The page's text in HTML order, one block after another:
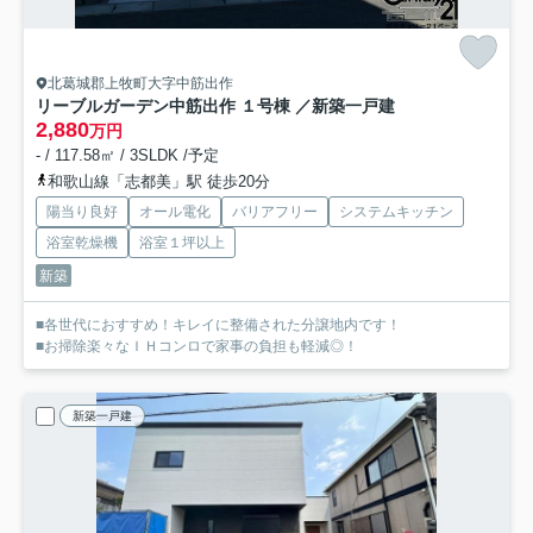
北葛城郡上牧町大字中筋出作
リーブルガーデン中筋出作 １号棟 ／新築一戸建
2,880万円
- / 117.58㎡ / 3SLDK /予定
和歌山線「志都美」駅 徒歩20分
陽当り良好 オール電化 バリアフリー
システムキッチン
浴室乾燥機
浴室１坪以上
新築
■各世代におすすめ！キレイに整備された分譲地内です！
■お掃除楽々なＩＨコンロで家事の負担も軽減◎！
新築一戸建